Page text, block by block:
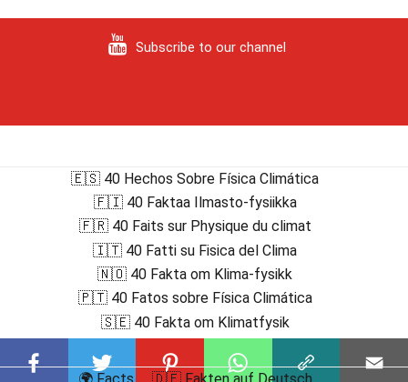
Subscribe to our channel
🇪🇸 40 Hechos Sobre Física Climática
🇫🇮 40 Faktaa Ilmasto-fysiikka
🇫🇷 40 Faits sur Physique du climat
🇮🇹 40 Fatti su Fisica del Clima
🇳🇴 40 Fakta om Klima-fysikk
🇵🇹 40 Fatos sobre Física Climática
🇸🇪 40 Fakta om Klimatfysik